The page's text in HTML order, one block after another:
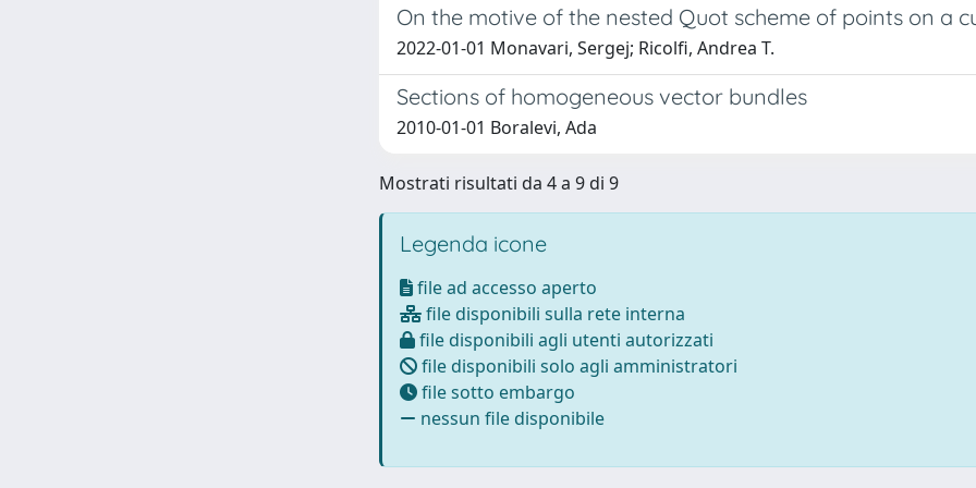
On the motive of the nested Quot scheme of points on a
2022-01-01 Monavari, Sergej; Ricolfi, Andrea T.
Sections of homogeneous vector bundles
2010-01-01 Boralevi, Ada
Mostrati risultati da 4 a 9 di 9
Legenda icone
file ad accesso aperto
file disponibili sulla rete interna
file disponibili agli utenti autorizzati
file disponibili solo agli amministratori
file sotto embargo
nessun file disponibile